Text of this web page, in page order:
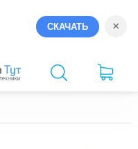
СКАЧАТЬ ×